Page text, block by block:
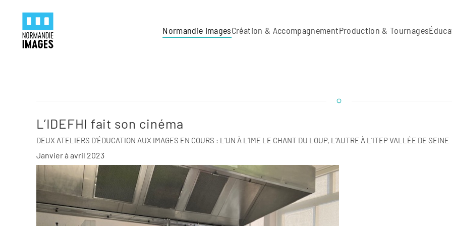
Skip to main content
Normandie ImagesCréation & AccompagnementProduction & Tournages
L’IDEFHI fait son cinéma
DEUX ATELIERS D’ÉDUCATION AUX IMAGES EN COURS : L’UN À L’IME LE CHANT DU LOUP, L’AUTRE À L’ITEP VALLÉE DE SEINE
Janvier à avril 2023